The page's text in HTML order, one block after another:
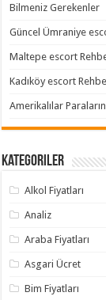
Bilmeniz Gerekenler
Güncel Ümraniye
Maltepe escort
Kadıköy escort
Amerikalılar
Kategoriler
Alkol Fiyatları
Analiz
Araba Fiyatları
Asgari Ücret
Bim Fiyatları